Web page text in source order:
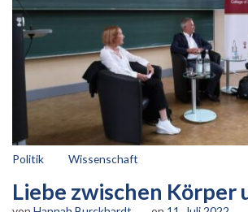
Politik Wissenschaft
Liebe zwischen Körper